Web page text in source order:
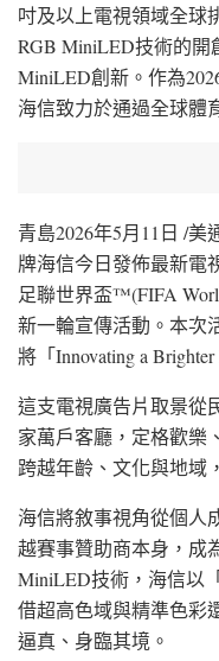
吋及以上電視領域全球
RGB MiniLED技術的開
MiniLED創新。作為
海信致力於通過全球體
青島2026年5月11日 /美
牌海信今日發佈最新電
足聯世界盃™(FIFA
新一輪宣傳活動。本次
將「Innovating a
這支電視廣告片取景從
家萬戶客廳，定格歡樂
跨越年齡、文化與地域
海信將敘事視角從個人
越賽事贊助商本身，成
MiniLED技術，海信以
借超高色域與精準色彩
逼真、身臨其境。